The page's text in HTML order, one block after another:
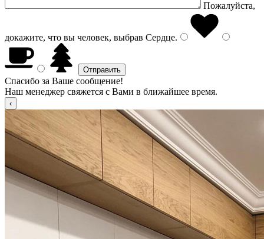
Пожалуйста,
докажите, что вы человек, выбрав Сердце.
Спасибо за Ваше сообщение!
Наш менеджер свяжется с Вами в ближайшее время.